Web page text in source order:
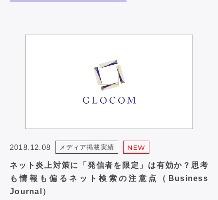
2018.12.08 メディア掲載実績 NEW
ネット炎上対策に「発信者を限定」は有効か？思考
も情報も偏るネット検索の注意点（Business
Journal）